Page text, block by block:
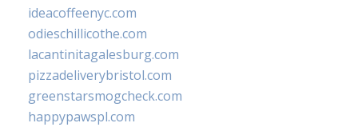
ideacoffeenyc.com
odieschillicothe.com
lacantinitagalesburg.com
pizzadeliverybristol.com
greenstarsmogcheck.com
happypawspl.com